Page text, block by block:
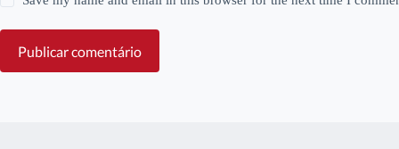
Publicar comentário